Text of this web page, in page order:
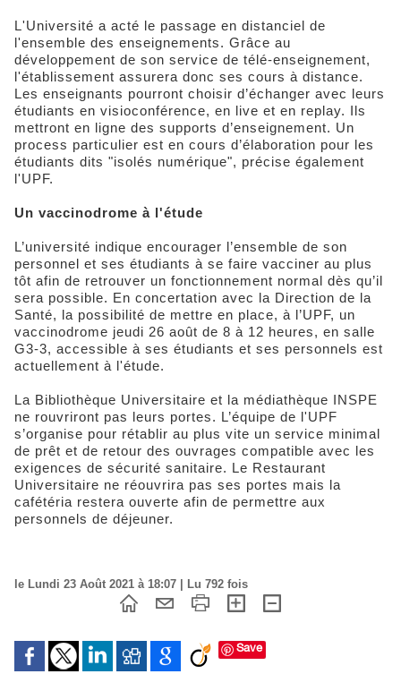
L'Université a acté le passage en distanciel de
l'ensemble des enseignements. Grâce au
développement de son service de télé-enseignement,
l'établissement assurera donc ses cours à distance.
Les enseignants pourront choisir d’échanger avec leurs
étudiants en visioconférence, en live et en replay. Ils
mettront en ligne des supports d’enseignement. Un
process particulier est en cours d’élaboration pour les
étudiants dits "isolés numérique", précise également
l'UPF.
Un vaccinodrome à l'étude
L’université indique encourager l’ensemble de son
personnel et ses étudiants à se faire vacciner au plus
tôt afin de retrouver un fonctionnement normal dès qu’il
sera possible. En concertation avec la Direction de la
Santé, la possibilité de mettre en place, à l’UPF, un
vaccinodrome jeudi 26 août de 8 à 12 heures, en salle
G3-3, accessible à ses étudiants et ses personnels est
actuellement à l'étude.
La Bibliothèque Universitaire et la médiathèque INSPE
ne rouvriront pas leurs portes. L’équipe de l'UPF
s’organise pour rétablir au plus vite un service minimal
de prêt et de retour des ouvrages compatible avec les
exigences de sécurité sanitaire. Le Restaurant
Universitaire ne réouvrira pas ses portes mais la
cafétéria restera ouverte afin de permettre aux
personnels de déjeuner.
le Lundi 23 Août 2021 à 18:07 | Lu 792 fois
Save